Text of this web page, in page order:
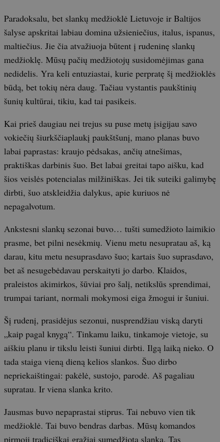
Paradoksalu, bet slankų medžioklė Lietuvoje ir Baltijos
šalyse apskritai labiau domina užsieniečius, italus, ispanus,
maltiečius. Jie čia atvažiuoja būtent į rudeninę slankų
medžioklę. Mūsų pačių medžiotojų susidomėjimas gana
nedidelis. Yra keli entuziastai, kurie perpratę šį medžioklės
būdą, bet tokių nėra daug. Tačiau vystantis paukštinių
šunių kultūrai, tikiu, kad tai pasikeis.
Kai prieš daugiau nei trejus su puse metų įsigijau savo
vokiečių šiurkščiaplaukį paukštšunį, mano planas buvo
labai paprastas: kraujo pėdsakas, ančių atnešimas,
praktiškas darbinis šuo. Bet labai greitai tapo aišku, kad
šios veislės potencialas milžiniškas. Jei tik suteiki galimybę
dirbti, šuo atskleidžia dalykus, apie kuriuos nė
nepagalvotum.
Ankstesni slankų sezonai buvo… tušti sumedžioto laimikio
prasme, bet pilni nesėkmių. Vienu metu nesupratau aš, ką
darau, kitu metu nesuprasdavo šuo; kartais šuo suprasdavo,
bet aš nesugebėdavau perskaityti jo darbo. Klaidos,
praleistos akimirkos, šūviai pro šalį, netikslūs sprendimai,
trumpai tariant, normali mokymosi eiga žmogui ir šuniui.
Šį rudenį, prasidėjus sezonui, nusprendžiau viską daryti
„kaip pagal knygą“. Tinkamu laiku, tinkamoje vietoje, su
aiškiu planu ir tikslu leisti šuniui dirbti. Ilgą laiką nieko. O
tada staiga vieną dieną kelios slankos. Šuo dirbo
nepriekaištingai: pakėlė, sustojo, parodė. Aš pagaliau
supratau. Ir viena slanka krito.
Jausmas buvo nepaprastai stiprus. Tai nebuvo vien tik
medžioklė. Tai buvo bendras darbas. Mūsų komandos
pirmoji tradiciškai gražiai sumedžiota slanka. Tas